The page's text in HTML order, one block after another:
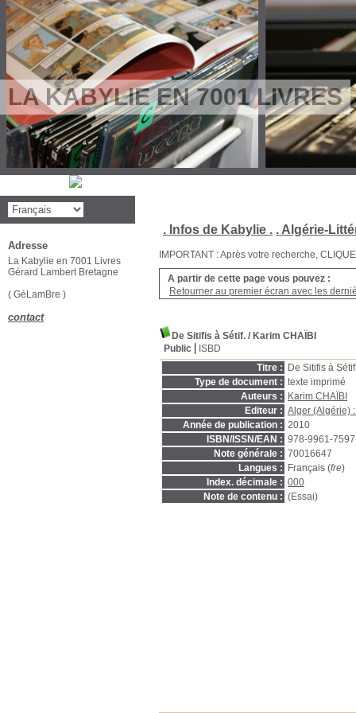
LA KABYLIE EN 7001 LIVRES
. Infos de Kabylie . . Algérie-
IMPORTANT : Après votre recherche,
A partir de cette page vous pouvez :
Retourner au premier écran avec les
De Sitifis à Sétif. / Karim CHAÏBI
Public
ISBD
Titre :
De Sitifis à
Type de document : texte imprimé
Auteurs :
Karim CHAÏBI
Editeur : Alger (Algérie)
Année de publication : 2010
ISBN/ISSN/EAN : 978-9961-
Note générale : 70016647
Langues :
Français (fre)
Index. décimale : 000
Note de contenu : (Essai)
Adresse
La Kabylie en 7001 Livres
Gérard Lambert Bretagne
( GéLamBre )
contact